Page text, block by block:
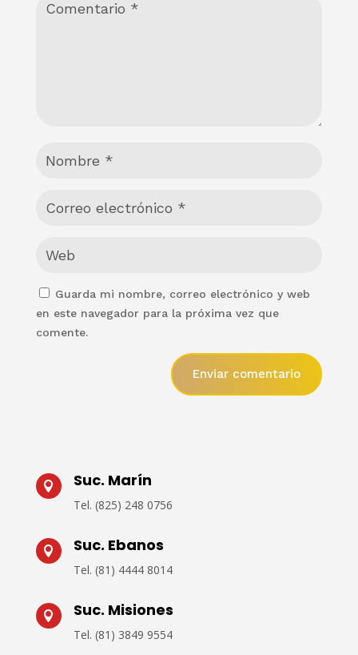
Guarda mi nombre, correo electrónico y web
en este navegador para la próxima vez que
comente.
Enviar comentario
 Suc. Marín
Tel. (825) 248 0756
 Suc. Ebanos
Tel. (81) 4444 8014
 Suc. Misiones
Tel. (81) 3849 9554